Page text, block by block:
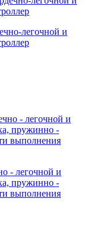
легочной и
- легочной и
пружинно -
выполнения